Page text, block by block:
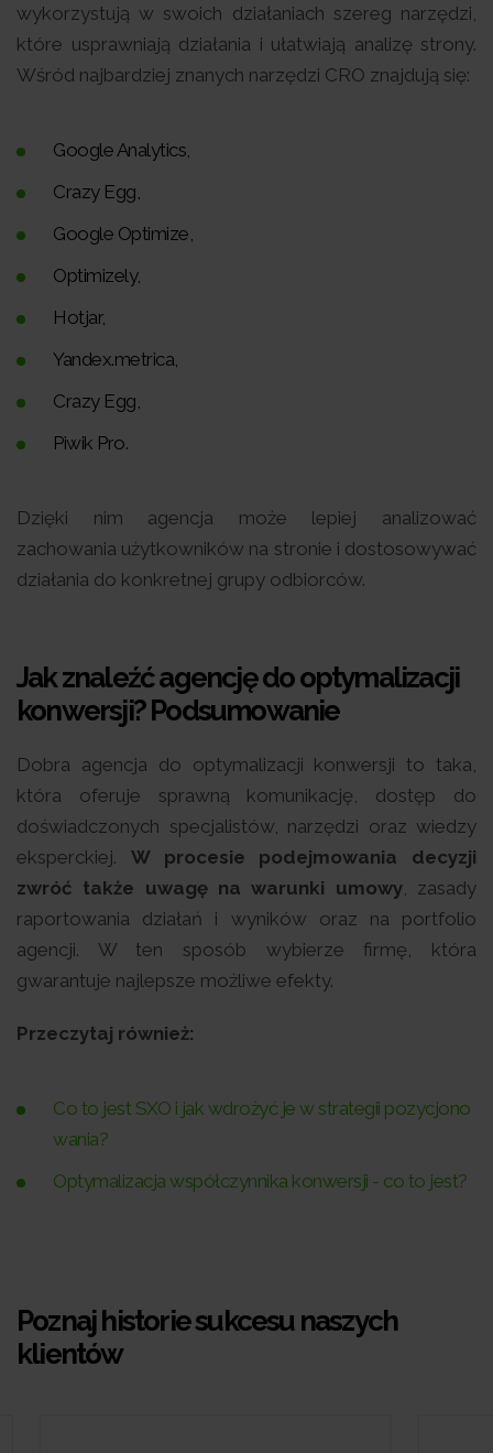
wykorzystują w swoich działaniach szereg narzędzi,
które usprawniają działania i ułatwiają analizę strony.
Wśród najbardziej znanych narzędzi CRO znajdują się:
Google Analytics,
Crazy Egg,
Google Optimize,
Optimizely,
Hotjar,
Yandex.metrica,
Crazy Egg,
Piwik Pro.
Dzięki nim agencja może lepiej analizować
zachowania użytkowników na stronie i dostosowywać
działania do konkretnej grupy odbiorców.
Jak znaleźć agencję do optymalizacji
konwersji? Podsumowanie
Dobra agencja do optymalizacji konwersji to taka,
która oferuje sprawną komunikację, dostęp do
doświadczonych specjalistów, narzędzi oraz wiedzy
eksperckiej. W procesie podejmowania decyzji
zwróć także uwagę na warunki umowy, zasady
raportowania działań i wyników oraz na portfolio
agencji. W ten sposób wybierze firmę, która
gwarantuje najlepsze możliwe efekty.
Przeczytaj również:
Co to jest SXO i jak wdrożyć je w strategii pozycjono
wania?
Optymalizacja współczynnika konwersji - co to jest?
Poznaj historie sukcesu naszych
klientów